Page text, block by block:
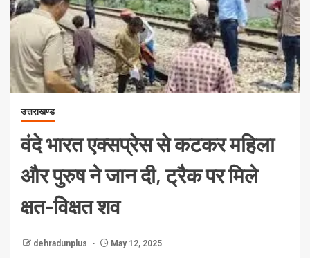
उत्तराखण्ड
वंदे भारत एक्सप्रेस से कटकर महिला
और पुरुष ने जान दी, ट्रैक पर मिले
क्षत-विक्षत शव
dehradunplus May 12, 2025